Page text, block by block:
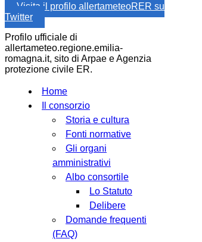
Visita il profilo allertameteoRER su
Twitter
Profilo ufficiale di
allertameteo.regione.emilia-
romagna.it, sito di Arpae e Agenzia
protezione civile ER.
Home
Il consorzio
Storia e cultura
Fonti normative
Gli organi
amministrativi
Albo consortile
Lo Statuto
Delibere
Domande frequenti
(FAQ)